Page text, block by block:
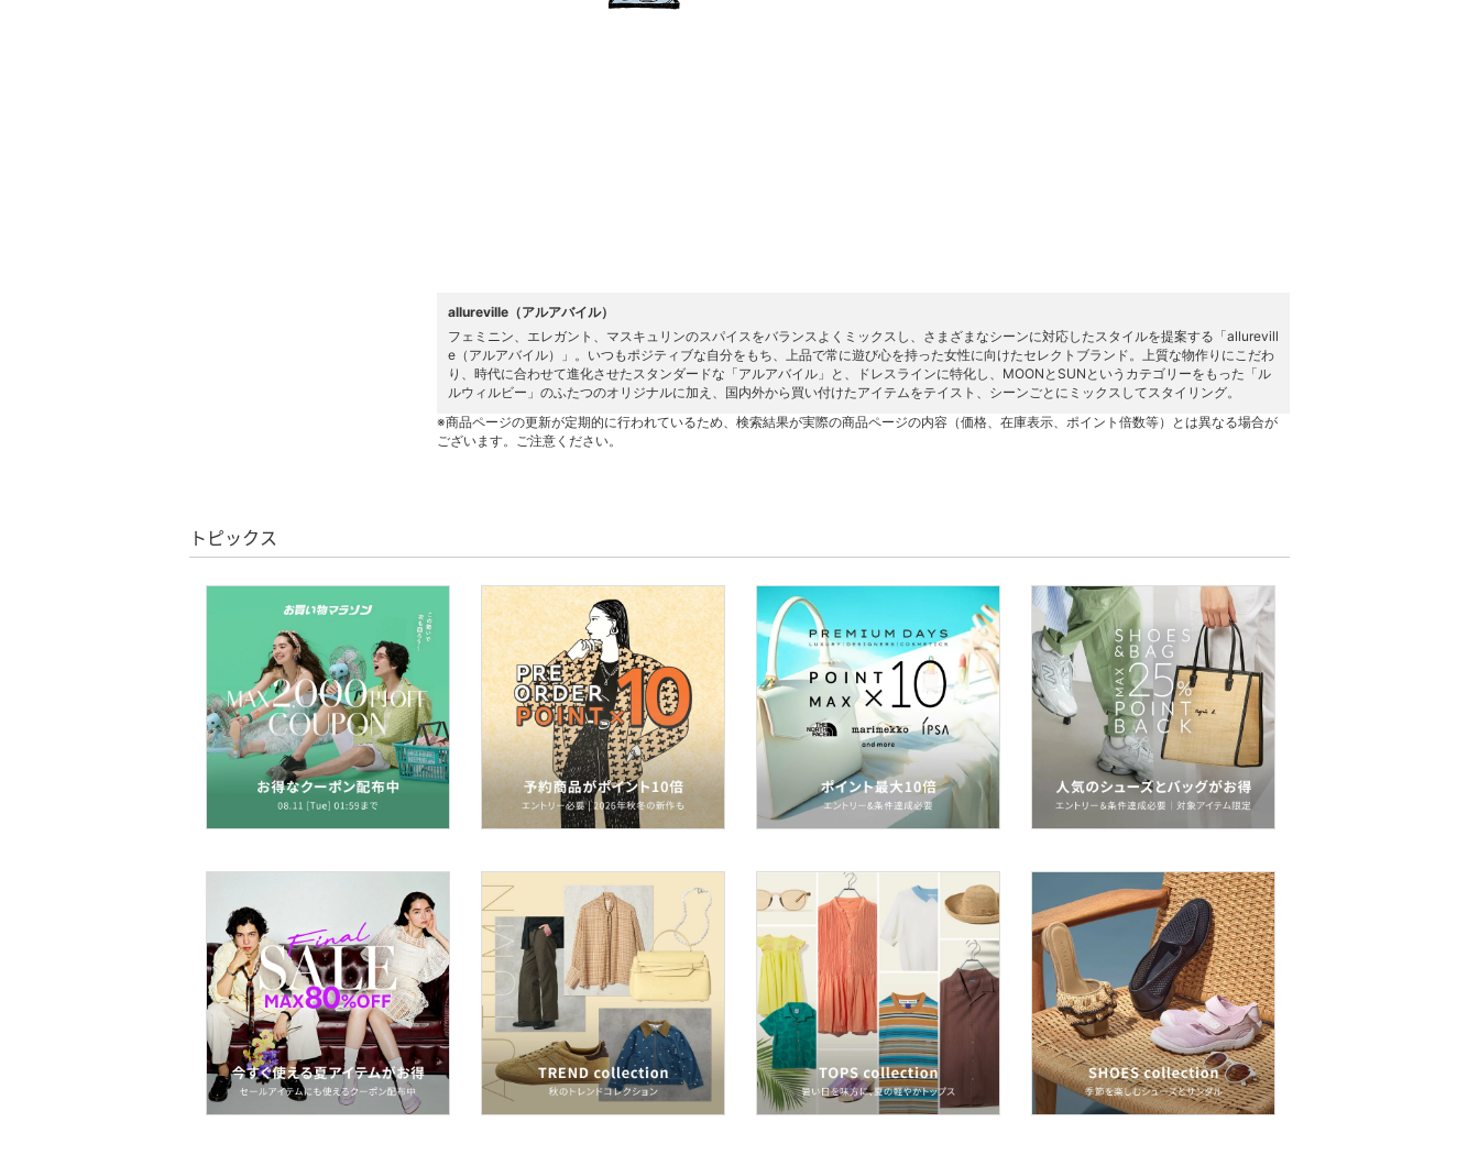
allureville（アルアバイル）
フェミニン、エレガント、マスキュリンのスパイスをバランスよくミックスし、さまざまなシーンに対応したスタイルを提案する「allurevill
e（アルアバイル）」。いつもポジティブな自分をもち、上品で常に遊び心を持った女性に向けたセレクトブランド。上質な物作りにこだわ
り、時代に合わせて進化させたスタンダードな「アルアバイル」と、ドレスラインに特化し、MOONとSUNというカテゴリーをもった「ル
ルウィルビー」のふたつのオリジナルに加え、国内外から買い付けたアイテムをテイスト、シーンごとにミックスしてスタイリング。
※商品ページの更新が定期的に行われているため、検索結果が実際の商品ページの内容（価格、在庫表示、ポイント倍数等）とは異なる場合が
ございます。ご注意ください。
トピックス